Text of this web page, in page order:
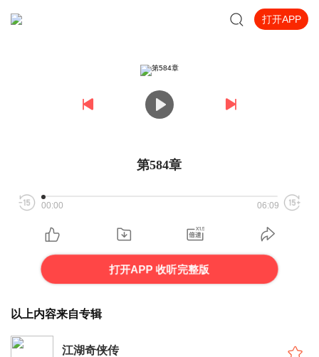
打开APP
第584章
00:00 06:09
打开APP 收听完整版
以上内容来自专辑
江湖奇侠传